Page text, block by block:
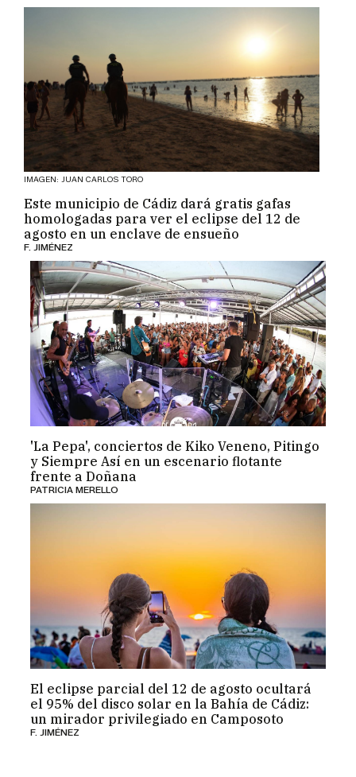
IMAGEN: JUAN CARLOS TORO
Este municipio de Cádiz dará gratis gafas
homologadas para ver el eclipse del 12 de
agosto en un enclave de ensueño
F. JIMÉNEZ
'La Pepa', conciertos de Kiko Veneno, Pitingo
y Siempre Así en un escenario flotante
frente a Doñana
PATRICIA MERELLO
El eclipse parcial del 12 de agosto ocultará
el 95% del disco solar en la Bahía de Cádiz:
un mirador privilegiado en Camposoto
F. JIMÉNEZ